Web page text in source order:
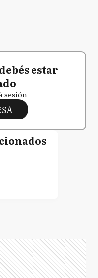
estar
sesión